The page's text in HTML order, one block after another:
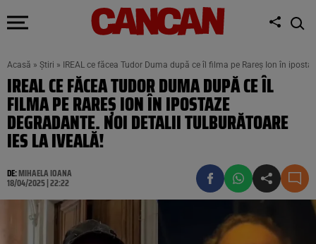
Acasă » Știri » IREAL ce făcea Tudor Duma după ce îl filma pe Rareş Ion în
IREAL CE FĂCEA TUDOR DUMA DUPĂ CE ÎL
FILMA PE RAREŞ ION ÎN IPOSTAZE
DEGRADANTE. NOI DETALII TULBURĂTOARE
IES LA IVEALĂ!
DE:MIHAELA IOANA
18/04/2025 | 22:22